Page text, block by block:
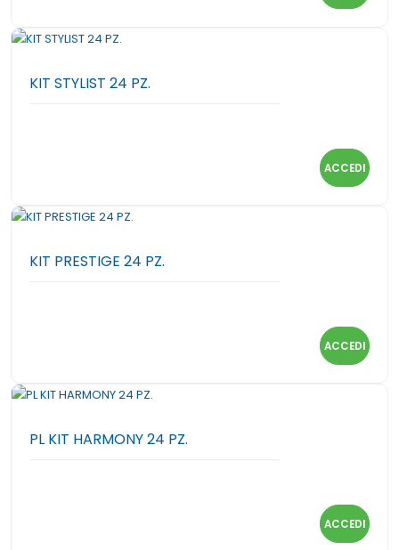
KIT STYLIST 24 PZ.
ACCEDI
KIT PRESTIGE 24 PZ.
ACCEDI
PL KIT HARMONY 24 PZ.
ACCEDI